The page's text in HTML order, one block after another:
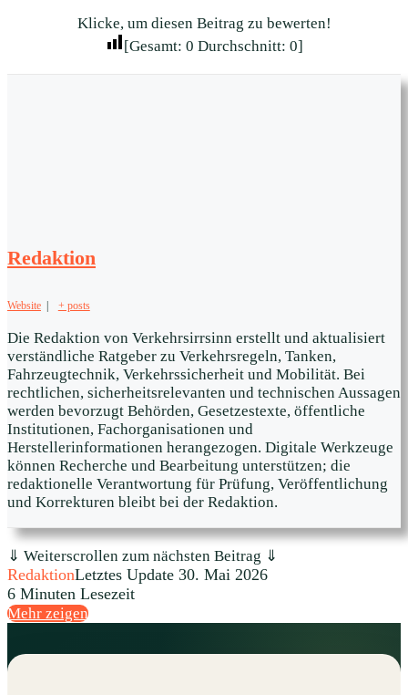
Klicke, um diesen Beitrag zu bewerten!
[Gesamt: 0 Durchschnitt: 0]
Redaktion
Website + posts
Die Redaktion von Verkehrsirrsinn erstellt und aktualisiert
verständliche Ratgeber zu Verkehrsregeln, Tanken,
Fahrzeugtechnik, Verkehrssicherheit und Mobilität. Bei
rechtlichen, sicherheitsrelevanten und technischen Aussagen
werden bevorzugt Behörden, Gesetzestexte, öffentliche
Institutionen, Fachorganisationen und
Herstellerinformationen herangezogen. Digitale Werkzeuge
können Recherche und Bearbeitung unterstützen; die
redaktionelle Verantwortung für Prüfung, Veröffentlichung
und Korrekturen bleibt bei der Redaktion.
⇓ Weiterscrollen zum nächsten Beitrag ⇓
RedaktionLetztes Update 30. Mai 2026
6 Minuten Lesezeit
Mehr zeigen